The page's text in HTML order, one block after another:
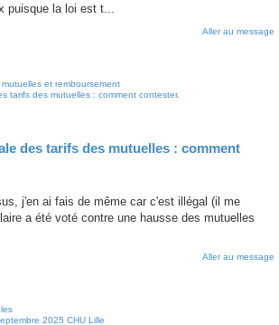
puisque la loi est t...
Aller au message
et remboursement
tarifs des mutuelles : comment contester.
des tarifs des mutuelles : comment
j'en ai fais de même car c'est illégal (il me
a été voté contre une hausse des mutuelles
Aller au message
2025 CHU Lille